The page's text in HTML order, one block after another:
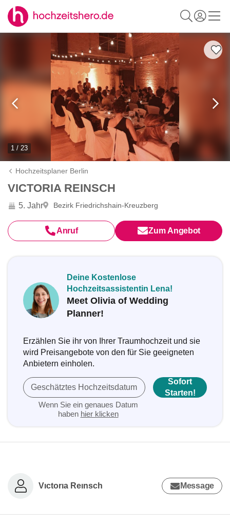
1 / 23
Hochzeitsplaner Berlin
VICTORIA REINSCH
5. Jahr Bezirk Friedrichshain-Kreuzberg
Anruf Zum Angebot
Deine Kostenlose
Hochzeitsassistentin Lena!
Meet Olivia of Wedding
Planner!
Erzählen Sie ihr von Ihrer Traumhochzeit und sie
wird Preisangebote von den für Sie geeigneten
Anbietern einholen.
Geschätztes Hochzeitsdatum
Wenn Sie ein genaues Datum
haben hier klicken
Sofort
Starten!
Vıctorıa Reınsch Message